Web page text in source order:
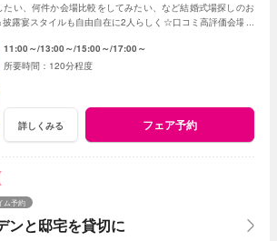
たい、何件か会場比較をしてみたい、など結婚式場探しのお
露宴スタイルも自由自在に2人らしく☆口コミ高評価会場を
11:00～ 13:00～ 15:00～ 17:00～
120分程度
詳しくみる フェア予約
と邸宅を貸切に
ム予約